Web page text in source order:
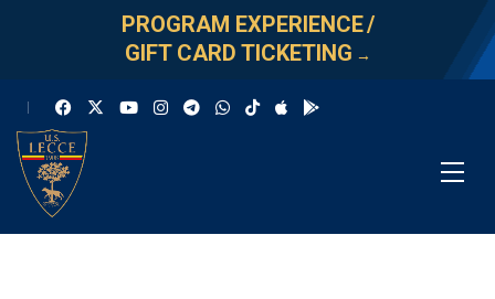
PROGRAM EXPERIENCE/
GIFT CARD TICKETING →